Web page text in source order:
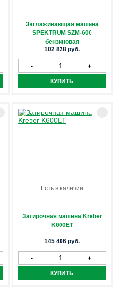
Заглаживающая машина
SPEKTRUM SZM-600
бензиновая
102 828 руб.
Есть в наличии
Затирочная машина Kreber
K600ЕT
145 406 руб.